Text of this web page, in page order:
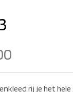
rij je het